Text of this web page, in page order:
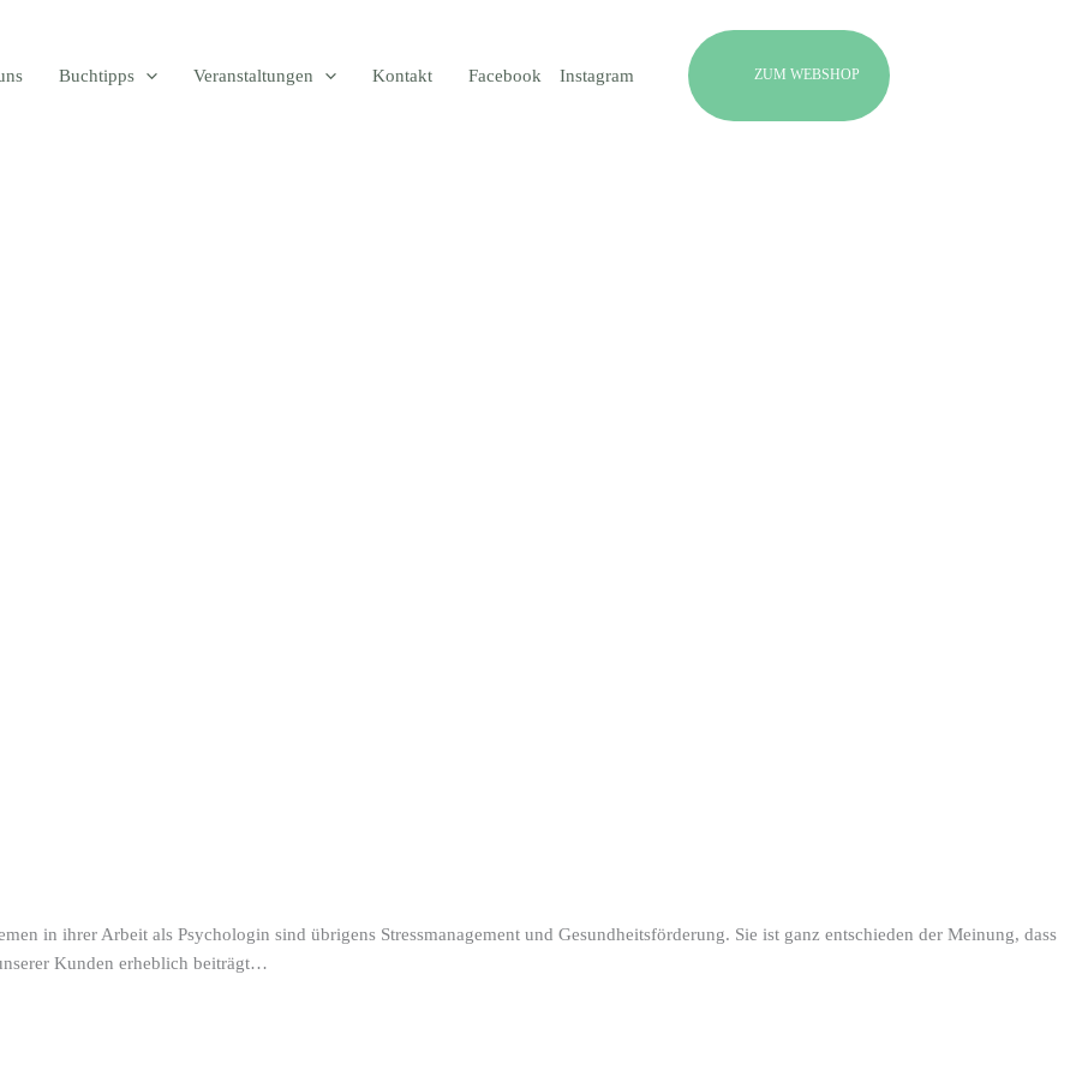
Buchtipps Veranstaltungen Kontakt Facebook Instagram ZUM WEBSHOP
in ihrer Arbeit als Psychologin sind übrigens Stressmanagement und Gesundheitsförderung. Sie ist ganz entschieden der Meinung, dass
Kunden erheblich beiträgt…